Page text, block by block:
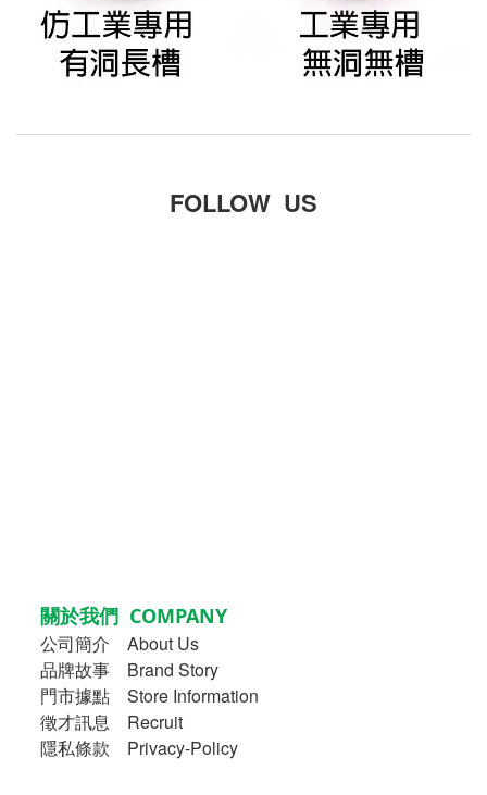
FOLLOW US
關於我們 COMPANY
公司簡介
About Us
品牌故事
Brand Story
門市據點 Store Information
徵才訊息 Recruit
隱私條款 Privacy-Policy